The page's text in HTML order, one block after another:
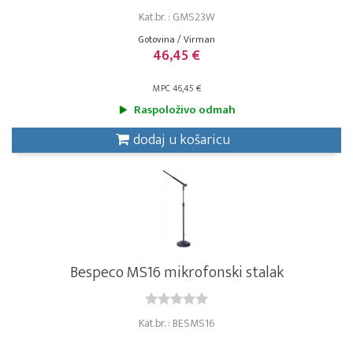
Kat.br. : GMS23W
Gotovina / Virman
46,45 €
MPC 46,45 €
Raspoloživo odmah
dodaj u košaricu
Bespeco MS16 mikrofonski stalak
Kat.br. : BESMS16